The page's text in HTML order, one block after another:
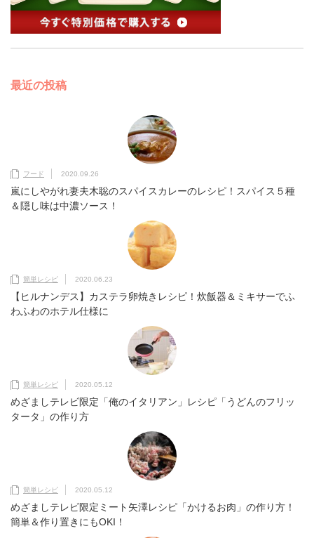
最近の投稿
フード 2020.09.26
嵐にしやがれ妻夫木聡のスパイスカレーのレシピ！スパイス５種
＆隠し味は中濃ソース！
簡単レシピ 2020.06.23
【ヒルナンデス】カステラ卵焼きレシピ！炊飯器＆ミキサーでふ
わふわのホテル仕様に
簡単レシピ 2020.05.12
めざましテレビ限定「俺のイタリアン」レシピ「うどんのフリッ
タータ」の作り方
簡単レシピ 2020.05.12
めざましテレビ限定ミート矢澤レシピ「かけるお肉」の作り方！
簡単＆作り置きにもOKI！